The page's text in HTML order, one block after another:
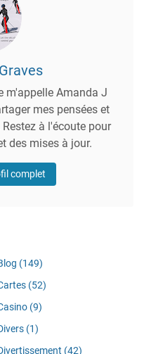
m'appelle Amanda J
mes pensées et
à l'écoute pour
des mises à jour.
complet
(149)
(52)
(9)
(1)
(42)